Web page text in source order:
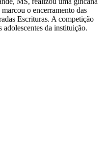
o encerramento das
Escrituras. A competição
adolescentes da instituição.